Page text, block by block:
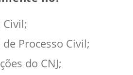
Civil;
de Processo Civil;
do CNJ;